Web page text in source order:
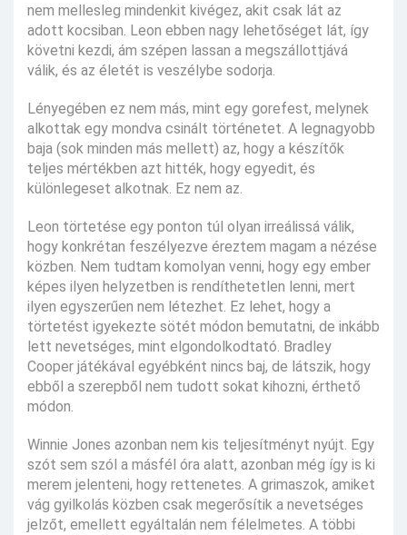
nem mellesleg mindenkit kivégez, akit csak lát az
adott kocsiban. Leon ebben nagy lehetőséget lát, így
követni kezdi, ám szépen lassan a megszállottjává
válik, és az életét is veszélybe sodorja.
Lényegében ez nem más, mint egy gorefest, melynek
alkottak egy mondva csinált történetet. A legnagyobb
baja (sok minden más mellett) az, hogy a készítők
teljes mértékben azt hitték, hogy egyedit, és
különlegeset alkotnak. Ez nem az.
Leon törtetése egy ponton túl olyan irreálissá válik,
hogy konkrétan feszélyezve éreztem magam a nézése
közben. Nem tudtam komolyan venni, hogy egy ember
képes ilyen helyzetben is rendíthetetlen lenni, mert
ilyen egyszerűen nem létezhet. Ez lehet, hogy a
törtetést igyekezte sötét módon bemutatni, de inkább
lett nevetséges, mint elgondolkodtató. Bradley
Cooper játékával egyébként nincs baj, de látszik, hogy
ebből a szerepből nem tudott sokat kihozni, érthető
módon.
Winnie Jones azonban nem kis teljesítményt nyújt. Egy
szót sem szól a másfél óra alatt, azonban még így is ki
merem jelenteni, hogy rettenetes. A grimaszok, amiket
vág gyilkolás közben csak megerősítik a nevetséges
jelzőt, emellett egyáltalán nem félelmetes. A többi